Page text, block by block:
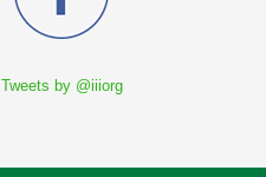
Tweets by @iiiorg